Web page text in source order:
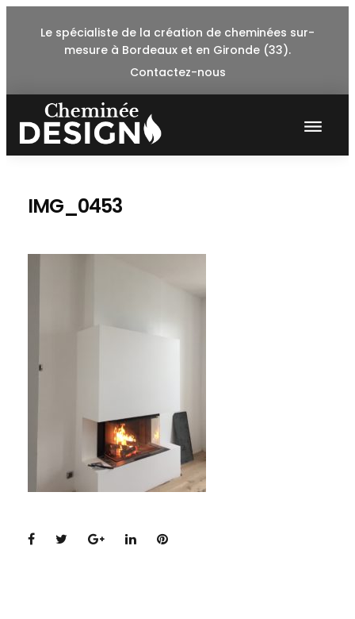
Le spécialiste de la création de cheminées sur-
mesure à Bordeaux et en Gironde (33).
Contactez-nous
IMG_0453
Facebook
TwitterGoogle+
LinkedInPinterest